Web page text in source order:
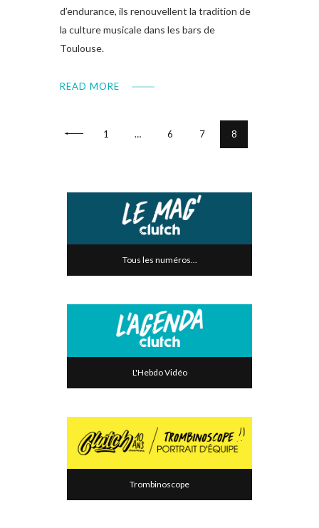
d’endurance, ils renouvellent la tradition de
la culture musicale dans les bars de
Toulouse.
READ MORE
1 … 6 7 8
Tous les numéros...
L'Hebdo Vidéo
Trombinoscope